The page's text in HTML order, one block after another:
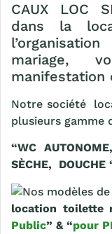
CAUX LOC
dans la
mariage,
manifestation
Notre société
plusieurs gamme
“WC
SÈCHE, DOUCHE
location toilette
Public” & “pour